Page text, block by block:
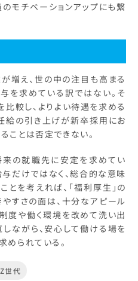
モチベーションアップにも繋
増え、世の中の注目も高まる
を求めている訳ではない。そ
較し、よりよい待遇を求める
給の引き上げが新卒採用にお
ことは否定できない。
の就職先に安定を求めてい
だけではなく、総合的な意味
を考えれば、「福利厚生」の
すさの面は、十分なアピール
度や働く環境を改めて洗い出
ながら、安心して働ける場を
められている。
Z世代